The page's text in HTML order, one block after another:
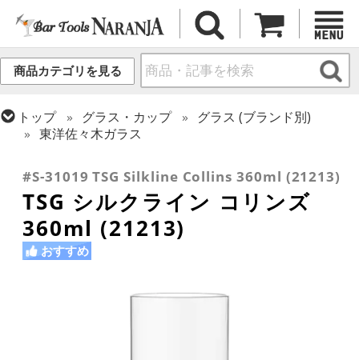
商品カテゴリを見る
トップ グラス・カップ
グラス (ブランド別)
東洋佐々木ガラス
コリンズグラス
#S-31019 TSG Silkline Collins 360ml (21213)
TSG シルクライン コリンズ
360ml (21213)
おすすめ